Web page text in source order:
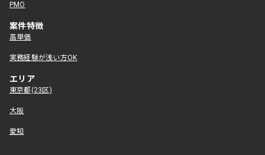
PMO
案件特徴
高単価
実務経験が浅い方OK
エリア
東京都(23区)
大阪
愛知